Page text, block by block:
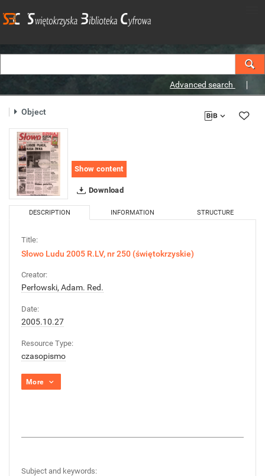
Advanced search
Object
Show content
Download
DESCRIPTION INFORMATION STRUCTURE
Title:
Słowo Ludu 2005 R.LV, nr 250 (świętokrzyskie)
Creator:
Perłowski, Adam. Red.
Date:
2005.10.27
Resource Type:
czasopismo
More
Subject and keywords: